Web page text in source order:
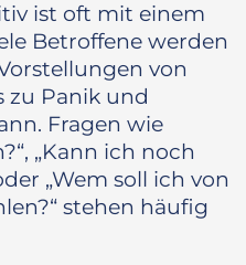
ist oft mit einem
Betroffene werden
von
zu Panik und
Fragen wie
„Kann ich noch
„Wem soll ich von
stehen häufig